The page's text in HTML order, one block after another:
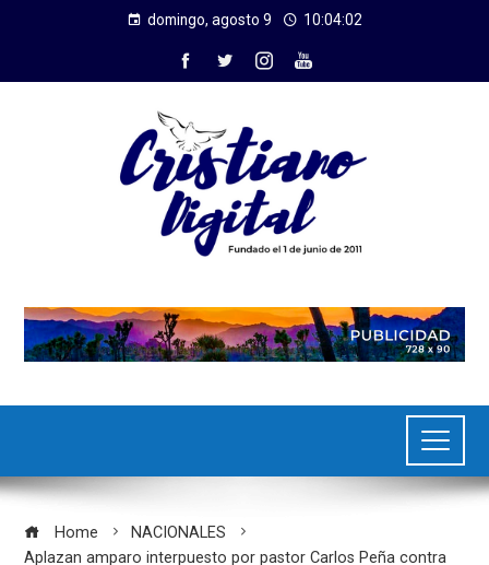
domingo, agosto 9 10:04:03
Home
NACIONALES
Aplazan amparo interpuesto por pastor Carlos Peña contra